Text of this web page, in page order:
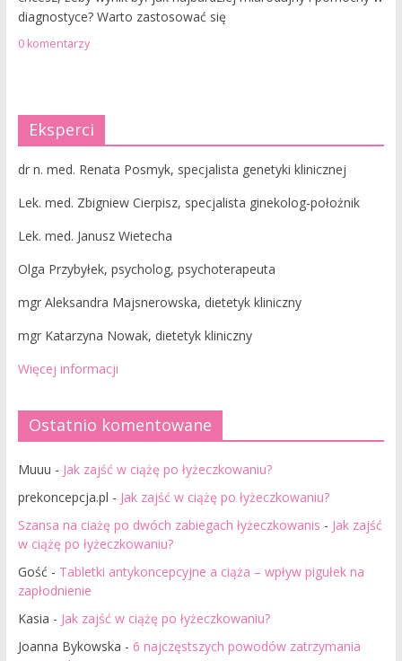
diagnostyce? Warto zastosować się
0 komentarzy
Eksperci
dr n. med. Renata Posmyk, specjalista genetyki klinicznej
Lek. med. Zbigniew Cierpisz, specjalista ginekolog-położnik
Lek. med. Janusz Wietecha
Olga Przybyłek, psycholog, psychoterapeuta
mgr Aleksandra Majsnerowska, dietetyk kliniczny
mgr Katarzyna Nowak, dietetyk kliniczny
Więcej informacji
Ostatnio komentowane
Muuu - Jak zajść w ciążę po łyżeczkowaniu?
prekoncepcja.pl - Jak zajść w ciążę po łyżeczkowaniu?
Szansa na ciażę po dwóch zabiegach łyżeczkowanis - Jak zajść
w ciążę po łyżeczkowaniu?
Gość - Tabletki antykoncepcyjne a ciąża – wpływ pigułek na
zapłodnienie
Kasia - Jak zajść w ciążę po łyżeczkowaniu?
Joanna Bykowska - 6 najczęstszych powodów zatrzymania